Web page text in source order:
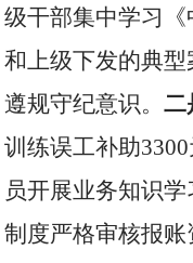
级干部集中学习《
和上级下发的典
遵规守纪意识。二
训练误工补助3300
员开展业务知识
制度严格审核报账